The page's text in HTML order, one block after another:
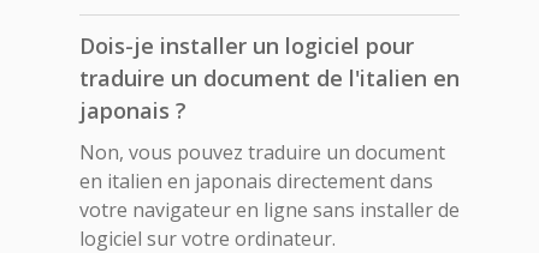
Dois-je installer un logiciel pour
traduire un document de l'italien en
japonais ?
Non, vous pouvez traduire un document
en italien en japonais directement dans
votre navigateur en ligne sans installer de
logiciel sur votre ordinateur.